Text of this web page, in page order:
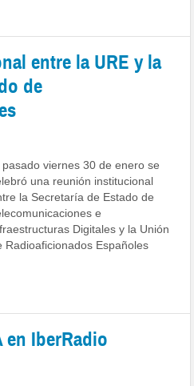
entre la URE y la
de
pasado viernes 30 de enero se
una reunión institucional
la Secretaría de Estado de
e
Digitales y la Unión
Radioaficionados Españoles
en IberRadio